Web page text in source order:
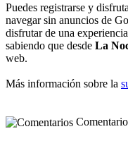
Puedes registrarse y
navegar sin anuncios de
disfrutar de una
sabiendo que desde La
web.
Más información sobre la